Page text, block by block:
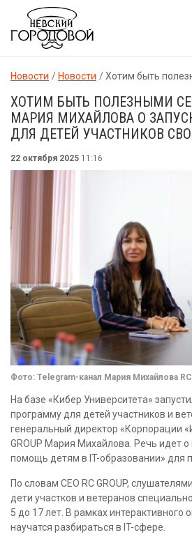
Новости Новости Хотим быть полезными семьям бойцов: Мария
ХОТИМ БЫТЬ ПОЛЕЗНЫМИ
МАРИЯ МИХАЙЛОВА О
ДЛЯ ДЕТЕЙ УЧАСТНИКОВ СВО
22 октября 2025 11:16
Фото: Telegram-канал Мария Михайлова RC
На базе «Кибер Университета»
программу для детей участников и
генеральный директор «Корпорации
GROUP Мария Михайлова. Речь идет
помощь детям в IT-образовании» для
По словам CEO RC GROUP,
дети участков и ветеранов
5 до 17 лет. В рамках интерактивного
научатся разбираться в IT-сфере.